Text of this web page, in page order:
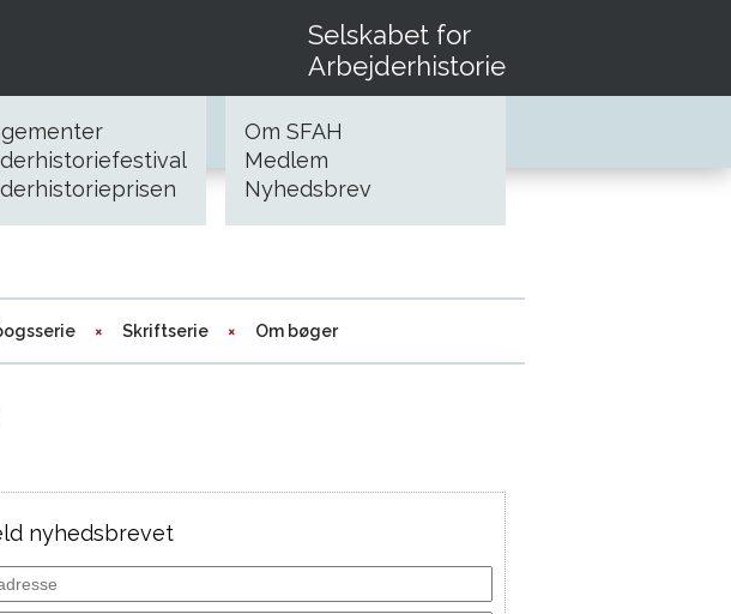
Selskabet for
Arbejderhistorie
Om SFAH
Medlem
Nyhedsbrev
Skriftserie Om bøger
nyhedsbrevet